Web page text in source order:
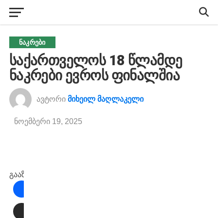
ᲜᲐᲙᲠᲔᲑᲘ
საქართველოს 18 წლამდე
ნაკრები ევროს ფინალშია
ავტორი მიხეილ მაღლაკელი
ნოემბერი 19, 2025
გააზიარეთ